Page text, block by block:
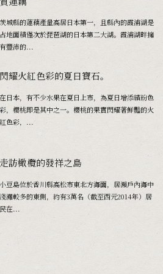
茨城縣的蓮藕產量高居日本第一，且縣內的霞浦湖是
占地面積僅次於琵琶湖的日本第二大湖。霞浦湖畔擁
有豐沛的...
閃耀火紅色彩的夏日寶石。
在日本，有不少水果在夏日上市，為夏日增添繽紛色
彩，櫻桃即是其中之一。櫻桃的果實閃耀著鮮豔的火
紅色彩，...
走訪橄欖的發祥之島
小豆島位於香川縣高松市東北方海面，居瀨戶內海中
淺灘較多的東側，約有3萬名（截至西元2014年）居
民在...